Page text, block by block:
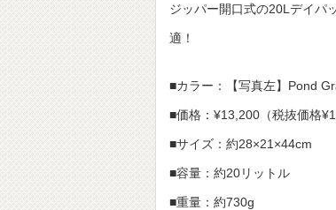
ジッパー開⼝式の20Lデイパ
適！
■カラー：【写真左】Pond
■価格：¥13,200（税抜価格
■サイズ：約28×21×44cm
■容量：約20リットル
■重量：約730g